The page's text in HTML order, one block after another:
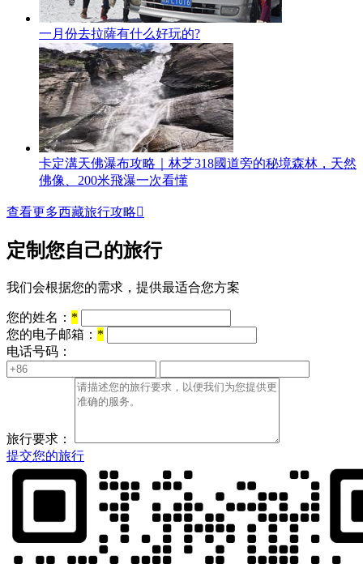
一月份去拉薩有什么好玩的?
卡定溝天佛瀑布攻略｜林芝318國道旁的秘境森林，天然
佛像、200米飛瀑一次看懂
查看更多西藏旅行攻略
定制您自己的旅行
我们会根据您的需求，提供最适合您方案
您的姓名： *
您的电子邮箱： *
电话号码：
旅行要求：
提交您的旅行